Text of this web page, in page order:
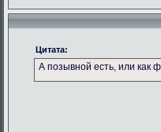
Цитата:
А позывной есть, или как